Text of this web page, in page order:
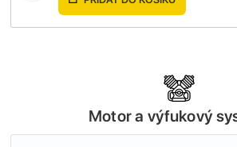
Motor a výfukový